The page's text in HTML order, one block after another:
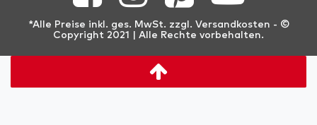
*Alle Preise inkl. ges. MwSt. zzgl. Versandkosten - ©
Copyright 2021 | Alle Rechte vorbehalten.